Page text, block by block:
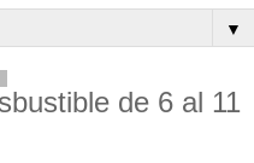
▼
de 6 al 11